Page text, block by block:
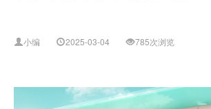
小编 2025-03-04 785次浏览